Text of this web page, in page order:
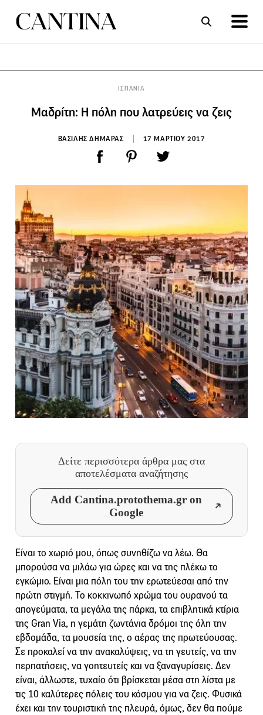
ΙΣΠΑΝΙΑ
Μαδρίτη: Η πόλη που λατρεύεις να ζεις
ΒΑΣΙΛΗΣ ΔΗΜΑΡΑΣ 17 ΜΑΡΤΙΟΥ 2017
Δείτε περισσότερα άρθρα μας στα
αποτελέσματα αναζήτησης
Add Cantina.protothema.gr on
Google
Είναι το χωριό μου, όπως συνηθίζω να λέω. Θα
μπορούσα να μιλάω για ώρες και να της πλέκω το
εγκώμιο. Είναι μια πόλη του την ερωτεύεσαι από την
πρώτη στιγμή. Το κοκκινωπό χρώμα του ουρανού τα
απογεύματα, τα μεγάλα της πάρκα, τα επιβλητικά κτίρια
της Gran Via, η γεμάτη ζωντάνια δρόμοι της όλη την
εβδομάδα, τα μουσεία της, ο αέρας της πρωτεύουσας.
Σε προκαλεί να την ανακαλύψεις, να τη γευτείς, να την
περπατήσεις, να γοητευτείς και να ξαναγυρίσεις. Δεν
είναι, άλλωστε, τυχαίο ότι βρίσκεται μέσα στη λίστα με
τις 10 καλύτερες πόλεις του κόσμου για να ζεις. Φυσικά
έχει και την τουριστική της πλευρά, όμως, δεν θα πούμε